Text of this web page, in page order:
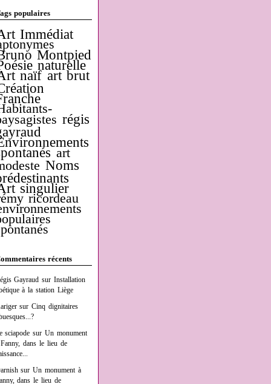
populaires
Immédiat
Montpied
naturelle
naïf art brut
régis
art
Noms
singulier
ricordeau
récents
Gayraud surInstallation
à la station Liège
surCinq dignitaires
sciapode surUn monument
dans le lieu de
surUn monument à
dans le lieu de